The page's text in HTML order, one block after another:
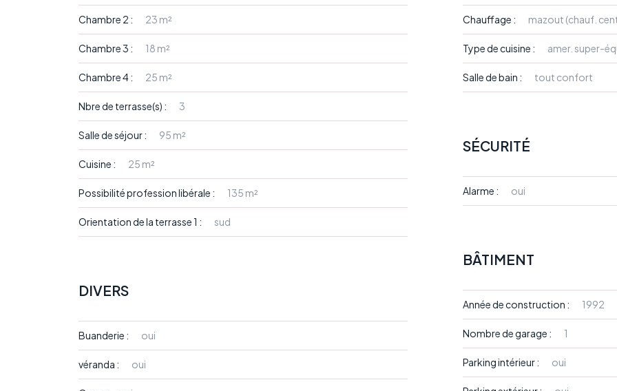
Chambre 2 : 23 m²
Chambre 3 : 18 m²
Chambre 4 : 25 m²
Nbre de terrasse(s) : 3
Salle de séjour : 95 m²
Cuisine : 25 m²
Possibilité profession libérale : 135 m²
Orientation de la terrasse 1 : sud
Chauffage : mazout (chauf.
Type de cuisine : amer. super-
Salle de bain : tout confort
SÉCURITÉ
Alarme : oui
BÂTIMENT
Année de construction : 1992
Nombre de garage : 1
Parking intérieur : oui
DIVERS
Buanderie : oui
véranda : oui